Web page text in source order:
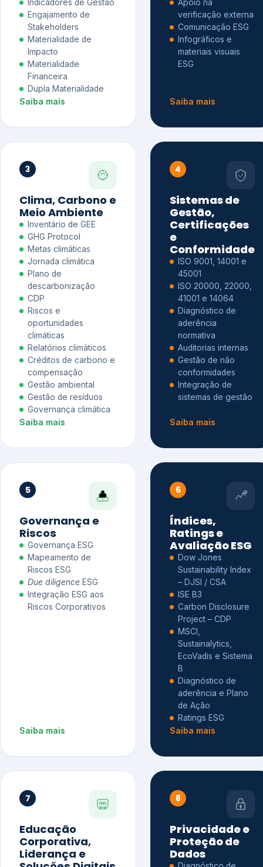
Indicadores de Gestão
Engajamento de
Stakeholders
Materialidade de
Impacto
Materialidade
Financeira
Dupla Materialidade
Saiba mais
Apoio na
verificação externa
Comunicação ESG
Infográficos e
materiais visuais
ESG
Saiba mais
3
Clima, Carbono e
Meio Ambiente
Inventário de GEE
GHG Protocol
Metas climáticas
Jornada climática
Plano de
descarbonização
CDP
Riscos e
oportunidades
climáticas
Relatórios climáticos
Créditos de carbono e
compensação
Gestão ambiental
Gestão de resíduos
Governança climática
Saiba mais
4
Sistemas de
Gestão,
Certificações
e
Conformidade
ISO 9001, 14001 e
45001
ISO 20000, 22000,
41001 e 14064
Diagnóstico de
aderência
normativa
Auditorias internas
Gestão de não
conformidades
Integração de
sistemas de gestão
Saiba mais
5
Governança e
Riscos
Governança ESG
Mapeamento de
Riscos ESG
Due diligence ESG
Integração ESG aos
Riscos Corporativos
Saiba mais
6
Índices,
Ratings e
Avaliação ESG
Dow Jones
Sustainability Index
– DJSI / CSA
ISE B3
Carbon Disclosure
Project – CDP
MSCI,
Sustainalytics,
EcoVadis e Sistema
B
Diagnóstico de
aderência e Plano
de Ação
Ratings ESG
Saiba mais
7
Educação
Corporativa,
Liderança e
8
Privacidade e
Proteção de
Dados